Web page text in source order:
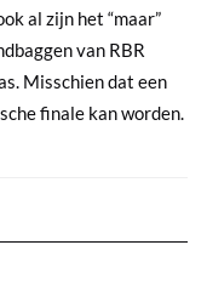
al zijn het “maar”
van RBR
Misschien dat een
finale kan worden.